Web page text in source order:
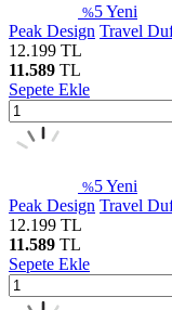
%5Yeni
Peak Design Travel
12.199 TL
11.589 TL
Sepete Ekle
%5Yeni
Peak Design Travel
12.199 TL
11.589 TL
Sepete Ekle